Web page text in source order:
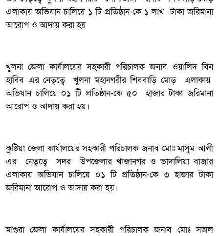
এলাকায় অভিযান চালিয়ে ১ টি প্রতিষ্ঠান-কে ১ লাখ টাকা জরিমানা
আরোপ ও আদায় করা হয়
খুলনা জেলা কার্যালয়ের সহকারী পরিচালক জনাব ওয়ালিদ বিন
হাবিব এর নেতৃত্বে খুলনা মহানগরীর শিববাড়ি মোড় এলাকায়
অভিযান চালিয়ে ০১ টি প্রতিষ্ঠান-কে ৫০ হাজার টাকা জরিমানা
আরোপ ও আদায় করা হয়।
কুষ্টিয়া জেলা কার্যালয়ের সহকারী পরিচালক জনাব মোঃ মাসুম আলী
এর নেতৃত্বে সদর উপজেলার খাজানগর ও ভাদালিয়া বাজার
এলাকায় অভিযান চালিয়ে ০১ টি প্রতিষ্ঠান-কে ৩ হাজার টাকা
জরিমানা আরোপ ও আদায় করা হয়।
মাগুরা জেলা কার্যালয়ের সহকারী পরিচালক জনাব মোঃ সজল